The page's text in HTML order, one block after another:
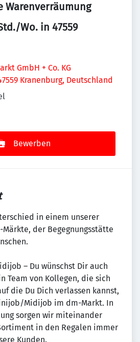
Warenverräumung
Wo. in 47559
GmbH + Co. KG
Kranenburg, Deutschland
Bewerben
in einem unserer
der Begegnungsstätte
– Du wünschst Dir auch
Team von Kollegen, die sich
die Du Dich verlassen kannst,
Midijob im dm-Markt. In
sorgen wir miteinander
in den Regalen immer
Kunden.